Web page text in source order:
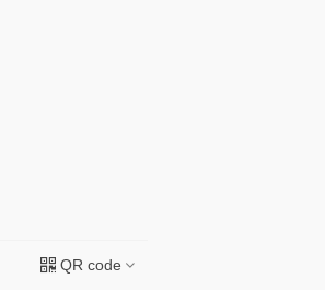
QR code